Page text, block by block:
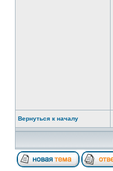
Вернуться к началу